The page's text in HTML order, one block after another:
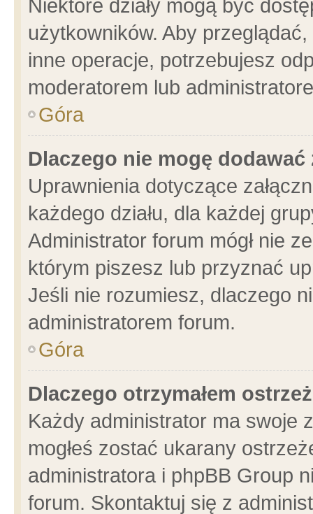
Niektóre działy mogą być
użytkowników. Aby
inne operacje, potrzebujesz
moderatorem lub
Góra
Dlaczego nie mogę dodawać
Uprawnienia dotyczące
każdego działu, dla każdej
Administrator forum mógł nie
którym piszesz lub przyznać
Jeśli nie rozumiesz, dlaczego
administratorem forum.
Góra
Dlaczego otrzymałem
Każdy administrator ma swoje
mogłeś zostać ukarany
administratora i phpBB Group
forum. Skontaktuj się z